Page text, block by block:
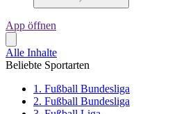
App öffnen
Alle Inhalte
Beliebte Sportarten
1. Fußball Bundesliga
2. Fußball Bundesliga